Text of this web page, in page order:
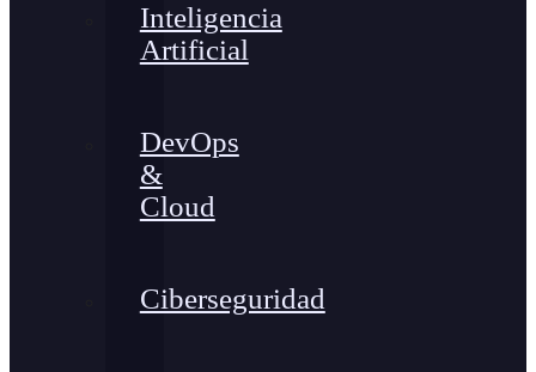
Inteligencia
Artificial
DevOps
&
Cloud
Ciberseguridad